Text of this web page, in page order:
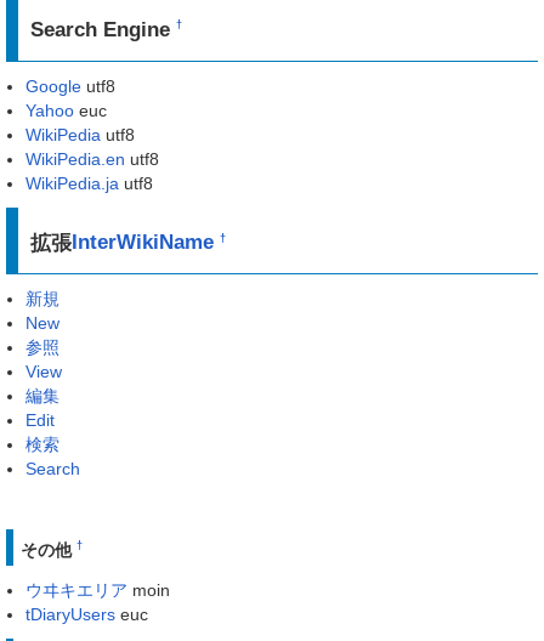
Search Engine†
Google utf8
Yahoo euc
WikiPedia utf8
WikiPedia.en utf8
WikiPedia.ja utf8
拡張 InterWikiName †
新規
New
参照
View
編集
Edit
検索
Search
その他 †
ウヰキエリア moin
tDiaryUsers euc